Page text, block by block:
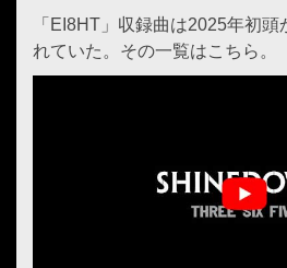
「EI8HT」収録曲は2025年初
れていた。その一覧はこちら。